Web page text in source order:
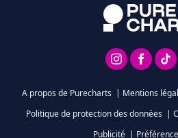
A propos de Purecharts | Mentions
Politique de protection des données |
Publicité |